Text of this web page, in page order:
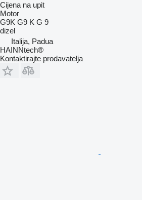
Cijena na upit
Motor
G9K G9 K G 9
dizel
Italija, Padua
HAINNtech®
Kontaktirajte prodavatelja